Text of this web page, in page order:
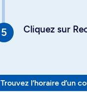
Cliquez sur
Trouvez l’horaire d’un